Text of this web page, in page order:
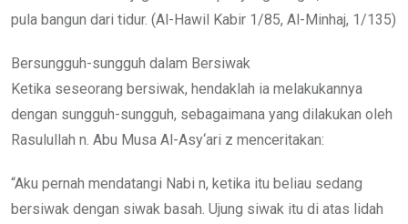
pula bangun dari tidur. (Al-Hawil Kabir 1/85, Al-Minhaj, 1/135)
Bersungguh-sungguh dalam Bersiwak
Ketika seseorang bersiwak, hendaklah ia melakukannya
dengan sungguh-sungguh, sebagaimana yang dilakukan oleh
Rasulullah n. Abu Musa Al-Asy‘ari z menceritakan:
“Aku pernah mendatangi Nabi n, ketika itu beliau sedang
bersiwak dengan siwak basah. Ujung siwak itu di atas lidah